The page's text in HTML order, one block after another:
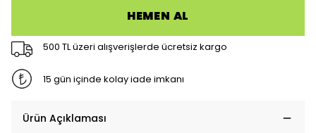
HEMEN AL
500 TL üzeri alışverişlerde ücretsiz kargo
15 gün içinde kolay iade imkanı
Ürün Açıklaması